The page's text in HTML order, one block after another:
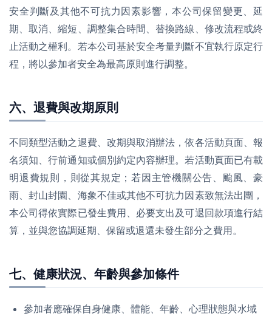
安全判斷及其他不可抗力因素影響，本公司保留變更、延
期、取消、縮短、調整集合時間、替換路線、修改流程或終
止活動之權利。若本公司基於安全考量判斷不宜執行原定行
程，將以參加者安全為最高原則進行調整。
六、退費與改期原則
不同類型活動之退費、改期與取消辦法，依各活動頁面、報
名須知、行前通知或個別約定內容辦理。若活動頁面已有載
明退費規則，則從其規定；若因主管機關公告、颱風、豪
雨、封山封園、海象不佳或其他不可抗力因素致無法出團，
本公司得依實際已發生費用、必要支出及可退回款項進行結
算，並與您協調延期、保留或退還未發生部分之費用。
七、健康狀況、年齡與參加條件
參加者應確保自身健康、體能、年齡、心理狀態與水域